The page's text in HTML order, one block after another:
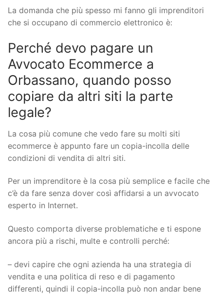
La domanda che più spesso mi fanno gli imprenditori
che si occupano di commercio elettronico è:
Perché devo pagare un
Avvocato Ecommerce a
Orbassano, quando posso
copiare da altri siti la parte
legale?
La cosa più comune che vedo fare su molti siti
ecommerce è appunto fare un copia-incolla delle
condizioni di vendita di altri siti.
Per un imprenditore è la cosa più semplice e facile che
c’è da fare senza dover così affidarsi a un avvocato
esperto in Internet.
Questo comporta diverse problematiche e ti espone
ancora più a rischi, multe e controlli perché:
– devi capire che ogni azienda ha una strategia di
vendita e una politica di reso e di pagamento
differenti, quindi il copia-incolla può non andar bene